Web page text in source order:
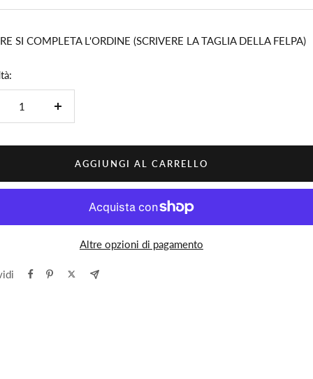
SI COMPLETA L'ORDINE (SCRIVERE LA TAGLIA DELLA FELPA)
Aumenta
quantità
AGGIUNGI AL CARRELLO
Altre opzioni di pagamento